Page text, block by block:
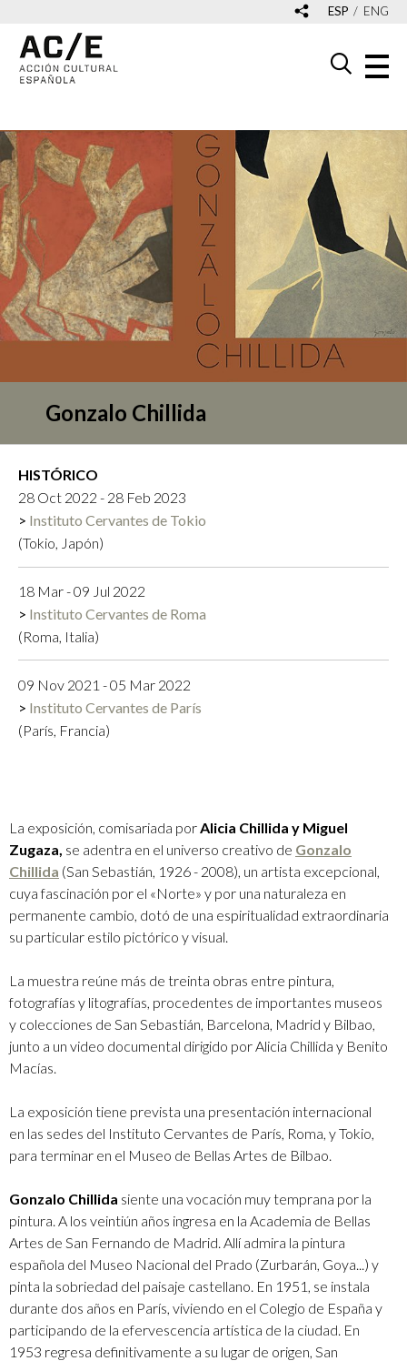
ESP ENG
Gonzalo Chillida
HISTÓRICO
28 Oct 2022 - 28 Feb 2023
Instituto Cervantes de Tokio
(Tokio, Japón)
18 Mar - 09 Jul 2022
Instituto Cervantes de Roma
(Roma, Italia)
09 Nov 2021 - 05 Mar 2022
Instituto Cervantes de París
(París, Francia)
La exposición, comisariada porAlicia Chillida y Miguel
Zugaza, se adentra en el universo creativo de Gonzalo
Chillida (San Sebastián, 1926 - 2008), un artista excepcional,
cuya fascinación por el «Norte» y por una naturaleza en
permanente cambio, dotó de una espiritualidad extraordinaria
su particular estilo pictórico y visual.
La muestra reúne más de treinta obras entre pintura,
fotografías y litografías, procedentes de importantes museos
y colecciones de San Sebastián, Barcelona, Madrid y Bilbao,
junto a un video documental dirigido por Alicia Chillida y Benito
Macías.
La exposición tiene prevista una presentación internacional
en las sedes del Instituto Cervantes de París, Roma, y Tokio,
para terminar en el Museo de Bellas Artes de Bilbao.
Gonzalo Chillida siente una vocación muy temprana por la
pintura. A los veintiún años ingresa en la Academia de Bellas
Artes de San Fernando de Madrid. Allí admira la pintura
española del Museo Nacional del Prado (Zurbarán, Goya...) y
pinta la sobriedad del paisaje castellano. En 1951, se instala
durante dos años en París, viviendo en el Colegio de España y
participando de la efervescencia artística de la ciudad. En
1953 regresa definitivamente a su lugar de origen, San